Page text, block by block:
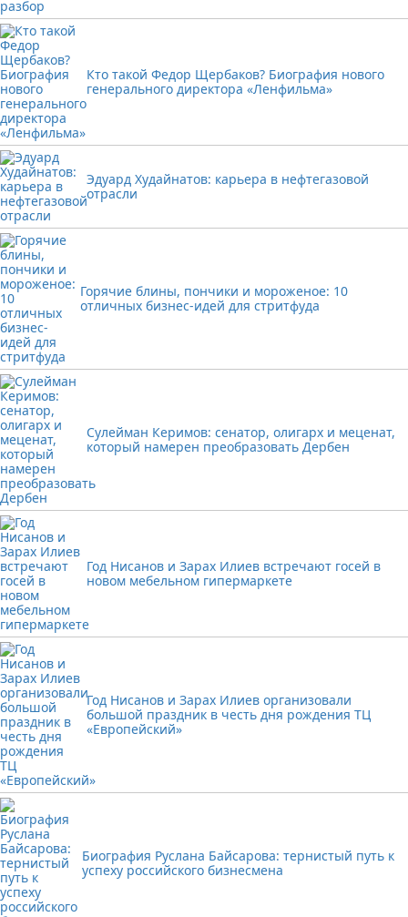
Кто такой Федор Щербаков? Биография нового
генерального директора «Ленфильма»
Эдуард Худайнатов: карьера в нефтегазовой
отрасли
Горячие блины, пончики и мороженое: 10
отличных бизнес-идей для стритфуда
Сулейман Керимов: сенатор, олигарх и меценат,
который намерен преобразовать Дербен
Год Нисанов и Зарах Илиев встречают госей в
новом мебельном гипермаркете
Год Нисанов и Зарах Илиев организовали
большой праздник в честь дня рождения ТЦ
«Европейский»
Биография Руслана Байсарова: тернистый путь к
успеху российского бизнесмена